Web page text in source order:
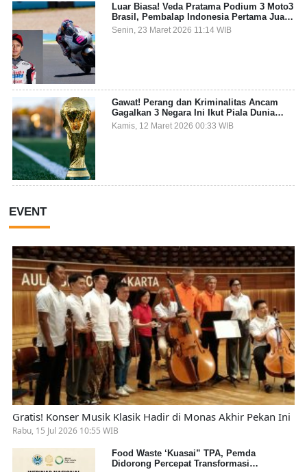
Luar Biasa! Veda Pratama Podium 3 Moto3
Brasil, Pembalap Indonesia Pertama Juara
Grand Prix
Senin, 23 Maret 2026 11:14 WIB
Gawat! Perang dan Kriminalitas Ancam
Gagalkan 3 Negara Ini Ikut Piala Dunia
2026
Kamis, 12 Maret 2026 00:33 WIB
EVENT
Gratis! Konser Musik Klasik Hadir di Monas Akhir Pekan Ini
Rabu, 15 Jul 2026 10:55 WIB
Food Waste ‘Kuasai” TPA, Pemda
Didorong Percepat Transformasi